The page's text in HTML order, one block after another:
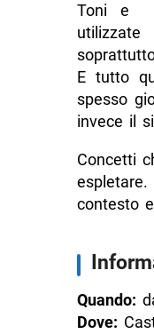
Toni e
E tutto
spesso
invece il
Concetti
contesto
Quando:
Dove: